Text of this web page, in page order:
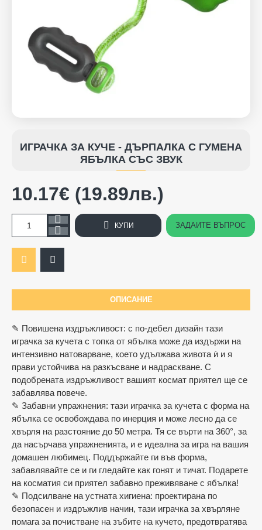
ИГРАЧКА ЗА КУЧЕ - ДЪРПАЛКА С ГУМЕНА
ЯБЪЛКА СЪС ЗВУК
ОПИСАНИЕ
✎ Повишена издръжливост: с по-дебел дизайн тази
играчка за кучета с топка от ябълка може да издържи на
интензивно натоварване, което удължава живота ѝ и я
прави устойчива на разкъсване и надраскване. С
подобрената издръжливост вашият космат приятел ще се
забавлява повече.
✎ Забавни упражнения: тази играчка за кучета с форма на
ябълка се освобождава по инерция и може лесно да се
хвърля на разстояние до 50 метра. Тя се върти на 360°, за
да насърчава упражненията, и е идеална за игра на вашия
домашен любимец. Поддържайте ги във форма,
забавлявайте се и ги гледайте как гонят и тичат. Подарете
на косматия си приятел забавно преживяване с ябълка!
✎ Подсилване на устната хигиена: проектирана по
безопасен и издръжлив начин, тази играчка за хвърляне
помага за почистване на зъбите на кучето, предотвратява
10.17€ (19.89лв.)
КУПИ ЗАДАЙТЕ ВЪПРОС